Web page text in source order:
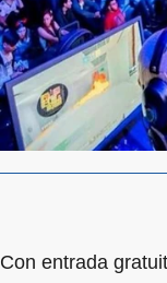
Con entrada